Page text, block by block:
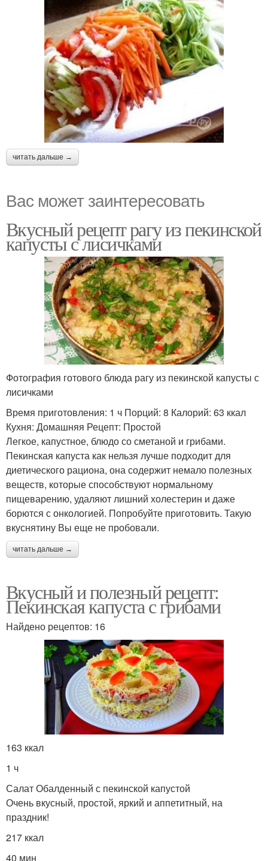
читать дальше →
Вас может заинтересовать
Вкусный рецепт рагу из пекинской
капусты с лисичками
Фотография готового блюда рагу из пекинской капусты с
лисичками
Время приготовления: 1 ч Порций: 8 Калорий: 63 ккал
Кухня: Домашняя Рецепт: Простой
Легкое, капустное, блюдо со сметаной и грибами.
Пекинская капуста как нельзя лучше подходит для
диетического рациона, она содержит немало полезных
веществ, которые способствуют нормальному
пищеварению, удаляют лишний холестерин и даже
борются с онкологией. Попробуйте приготовить. Такую
вкуснятину Вы еще не пробовали.
читать дальше →
Вкусный и полезный рецепт:
Пекинская капуста с грибами
Найдено рецептов: 16
163 ккал
1 ч
Салат Обалденный с пекинской капустой
Очень вкусный, простой, яркий и аппетитный, на
праздник!
217 ккал
40 мин